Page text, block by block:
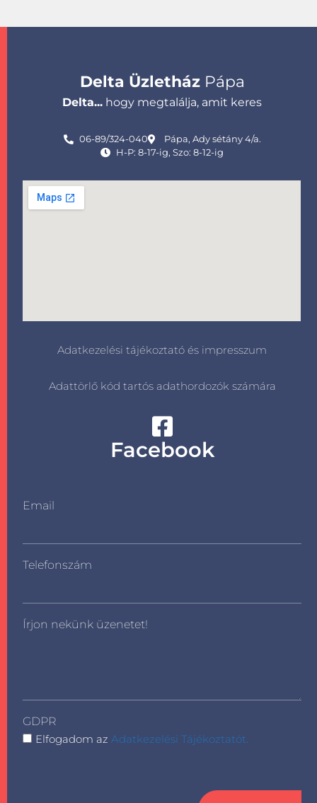
Delta ÜzletházPápa
Delta... hogy megtalálja, amit keres
06-89/324-040
Pápa, Ady sétány 4/a.
H-P: 8-17-ig, Szo: 8-12-ig
Adatkezelési tájékoztató és impresszum
Adattörlő kód tartós adathordozók számára
Facebook
Email
Telefonszám
Írjon nekünk üzenetet!
GDPR
Elfogadom azAdatkezelési Tájékoztatót.